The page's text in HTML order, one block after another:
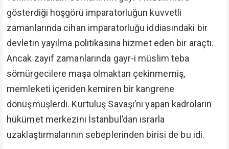
gösterdiği hoşgörü imparatorluğun kuvvetli
zamanlarında cihan imparatorluğu iddiasındaki bir
devletin yayılma politikasına hizmet eden bir araçtı.
Ancak zayıf zamanlarında gayr-i müslim teba
sömürgecilere maşa olmaktan çekinmemiş,
memleketi içeriden kemiren bir kangrene
dönüşmüşlerdi. Kurtuluş Savaşı’nı yapan kadroların
hükümet merkezini İstanbul’dan ısrarla
uzaklaştırmalarının sebeplerinden birisi de bu idi.